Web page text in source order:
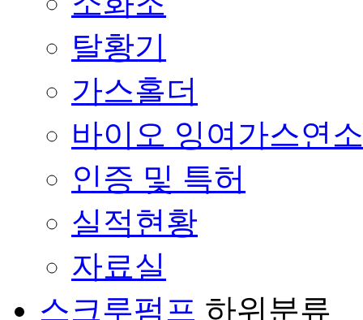
탈황기
가스홀더
바이오 잉여가스연
인증 및 특허
실적현황
자료실
스크루펌프 하위분류